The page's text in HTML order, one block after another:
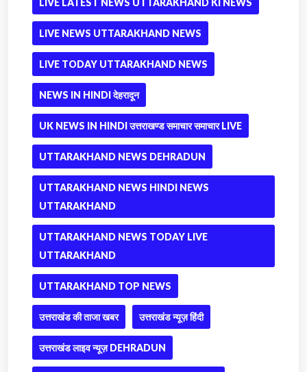
LIVE LATEST NEWS UTTARAKHAND KI NEWS
LIVE NEWS UTTARAKHAND NEWS
LIVE TODAY UTTARAKHAND NEWS
NEWS IN HINDI देहरादून
UK NEWS IN HINDI उत्तराखण्ड समाचार समाचार LIVE
UTTARAKHAND NEWS DEHRADUN
UTTARAKHAND NEWS HINDI NEWS
UTTARAKHAND
UTTARAKHAND NEWS TODAY LIVE
UTTARAKHAND
UTTARAKHAND TOP NEWS
उत्तराखंड की ताजा खबर उत्तराखंड न्यूज़ हिंदी
उत्तराखंड लाइव न्यूज़ DEHRADUN